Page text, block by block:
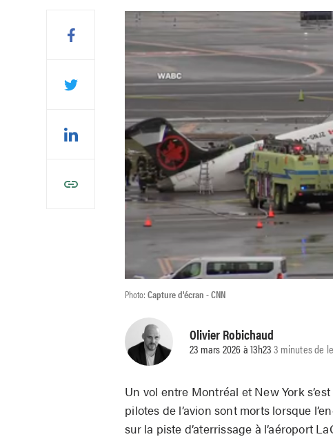
Photo:Capture d'écran - CNN
Olivier Robichaud
23 mars 2026 à 13h233 minutes de
Un vol entre Montréal et New York
pilotes de l’avion sont morts lorsque
sur la piste d’aterrissage à l’aéroport